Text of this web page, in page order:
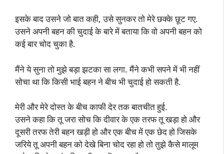
इसके बाद उसने जो बात कही, उसे सुनकर तो मेरे छक्के छूट गए.
उसने अपनी बहन की चुदाई के बारे में बताया कि वो अपनी बहन को
कई बार चोद चुका है.
मैंने ये सुना तो मुझे बड़ा झटका सा लगा. मैंने कभी सपने में भी नहीं
सोचा था कि किसी भाई बहन ने बीच भी चुदाई हो सकती है.
मेरी और मेरे दोस्त के बीच काफी देर तक बातचीत हुई.
उसने कहा कि तू जरा सोच कि दीवार के एक तरफ तू खड़ा हो और
दूसरी तरफ तेरी बहन खड़ी हो और एक बीच में एक छेद हो जिसके
जरिये तू अपनी बहन को देखे बिना चोद रहा हो तो तुझे कैसे मालूम